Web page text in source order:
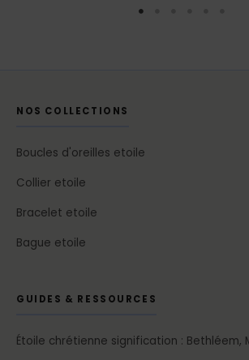
NOS COLLECTIONS
Boucles d'oreilles etoile
Collier etoile
Bracelet etoile
Bague etoile
GUIDES & RESSOURCES
Étoile chrétienne signification : Bethléem,